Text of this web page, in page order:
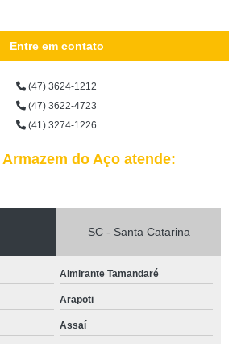
Entre em contato
(47) 3624-1212
(47) 3622-4723
(41) 3274-1226
do Aço atende:
SC - Santa Catarina
Almirante Tamandaré
Arapoti
Assaí